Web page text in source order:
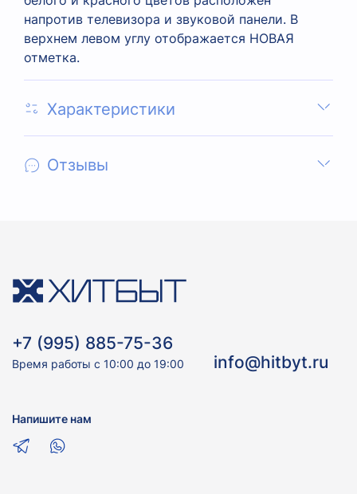
Характеристики
Отзывы
+7 (995) 885-75-36
Время работы с 10:00 до 19:00 info@hitbyt.ru
Напишите нам